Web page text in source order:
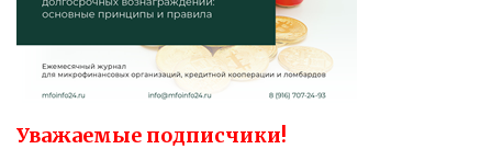
Уважаемые подписчики!